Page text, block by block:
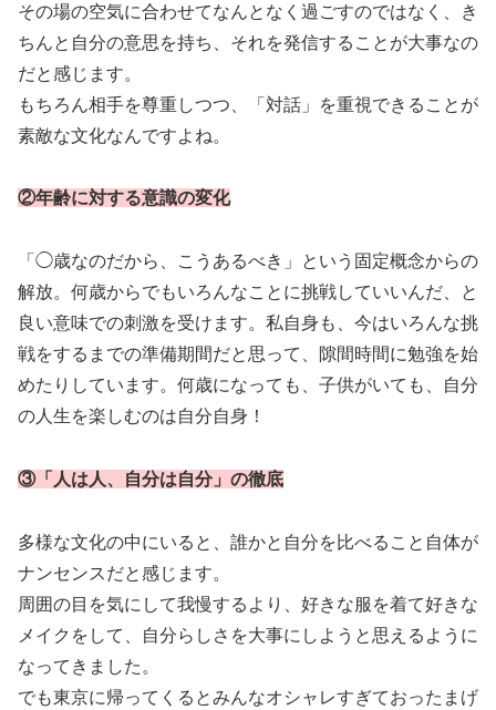
その場の空気に合わせてなんとなく過ごすのではなく、き
ちんと自分の意思を持ち、それを発信することが大事なの
だと感じます。
もちろん相手を尊重しつつ、「対話」を重視できることが
素敵な文化なんですよね。
②年齢に対する意識の変化
「◯歳なのだから、こうあるべき」という固定概念からの
解放。何歳からでもいろんなことに挑戦していいんだ、と
良い意味での刺激を受けます。私自身も、今はいろんな挑
戦をするまでの準備期間だと思って、隙間時間に勉強を始
めたりしています。何歳になっても、子供がいても、自分
の人生を楽しむのは自分自身！
③「人は人、自分は自分」の徹底
多様な文化の中にいると、誰かと自分を比べること自体が
ナンセンスだと感じます。
周囲の目を気にして我慢するより、好きな服を着て好きな
メイクをして、自分らしさを大事にしようと思えるように
なってきました。
でも東京に帰ってくるとみんなオシャレすぎておったまげ